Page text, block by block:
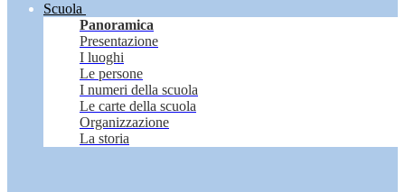
Scuola
Panoramica
Presentazione
I luoghi
Le persone
I numeri della scuola
Le carte della scuola
Organizzazione
La storia